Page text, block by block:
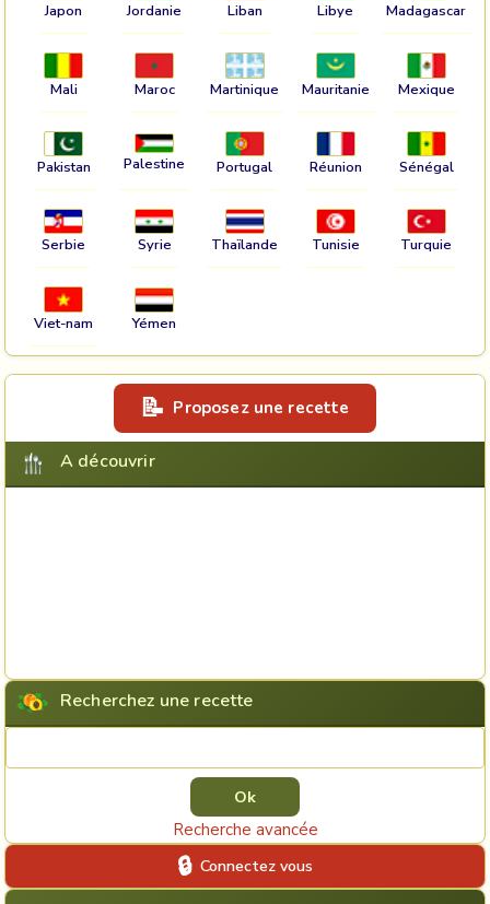
Japon Jordanie Liban Libye Madagascar
Mali Maroc Martinique Mauritanie Mexique
Pakistan Palestine Portugal Réunion Sénégal
Serbie Syrie Thaïlande Tunisie Turquie
Viet-nam Yémen
Proposez une recette
A découvrir
Recherchez une recette
Recherche avancée
Connectez vous